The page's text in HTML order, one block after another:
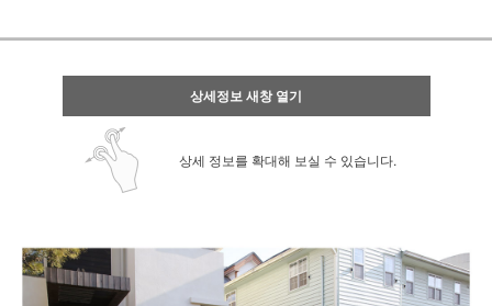
상세정보 새창 열기
상세 정보를 확대해 보실 수 있습니다.